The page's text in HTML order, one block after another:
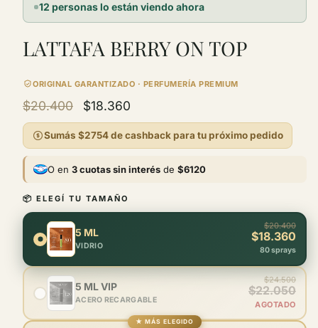
12 personas lo están viendo ahora
LATTAFA BERRY ON TOP
ORIGINAL GARANTIZADO · PERFUMERÍA PREMIUM
$20.400
Precio
de
venta
$18.360
Sumás $2754de cashback para tu próximo pedido
O en 3 cuotas sin interés de $6120
📦 ELEGÍ TU TAMAÑO
5 ML
VIDRIO
$20.400
$18.360
80 sprays
5 ML VIP
ACERO RECARGABLE
$24.500
$22.050
AGOTADO
★ MÁS ELEGIDO